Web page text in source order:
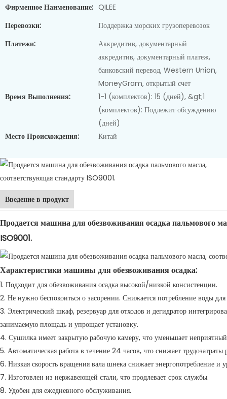
Фирменное Наименование: QILEE
Перевозки:
Поддержка морских грузоперевозок
Платежи:
Аккредитив, документарный
аккредитив, документарный платеж,
банковский перевод, Western Union,
MoneyGram, открытый счет
Время Выполнения:
1-1 (комплектов): 15 (дней), &gt;1
(комплектов): Подлежит обсуждению
(дней)
Место Происхождения:
Китай
Введение в продукт
Продается машина для обезвоживания осадка пальмового
ISO9001.
Характеристики машины для обезвоживания осадка:
1. Подходит для обезвоживания осадка высокой/низкой консистенции.
2. Не нужно беспокоиться о засорении. Снижается потребление воды
3. Электрический шкаф, резервуар для отходов и дегидратор
занимаемую площадь и упрощает установку.
4. Сушилка имеет закрытую рабочую камеру, что уменьшает неприятный
5. Автоматическая работа в течение 24 часов, что снижает трудозатраты
6. Низкая скорость вращения вала шнека снижает энергопотребление и
7. Изготовлен из нержавеющей стали, что продлевает срок службы.
8. Удобен для ежедневного обслуживания.